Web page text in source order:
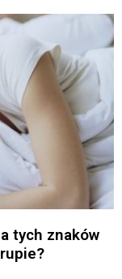
tych znaków